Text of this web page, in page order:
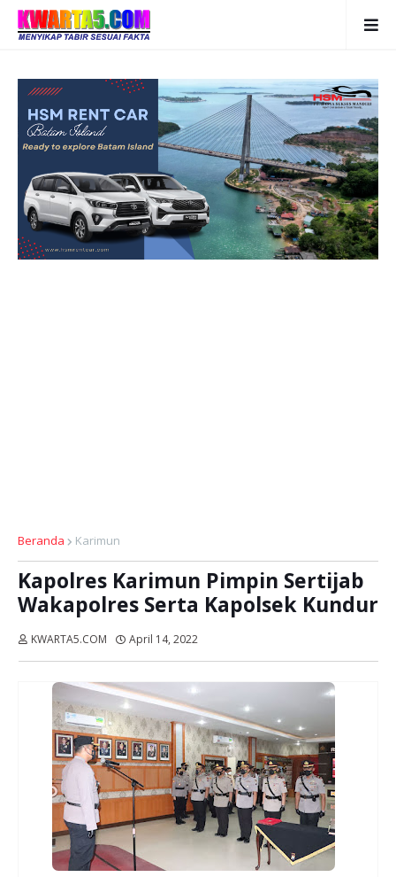
Beranda Karimun
Kapolres Karimun Pimpin Sertijab
Wakapolres Serta Kapolsek Kundur
KWARTA5.COM April 14, 2022